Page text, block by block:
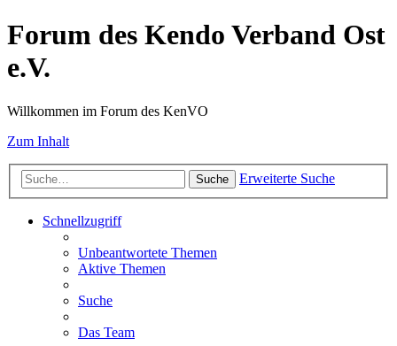
Forum des Kendo Verband Ost
e.V.
Willkommen im Forum des KenVO
Zum Inhalt
Suche Erweiterte Suche
Schnellzugriff
Unbeantwortete Themen
Aktive Themen
Suche
Das Team